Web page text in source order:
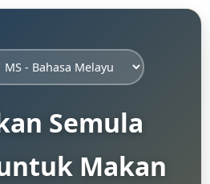
Semula
Makan